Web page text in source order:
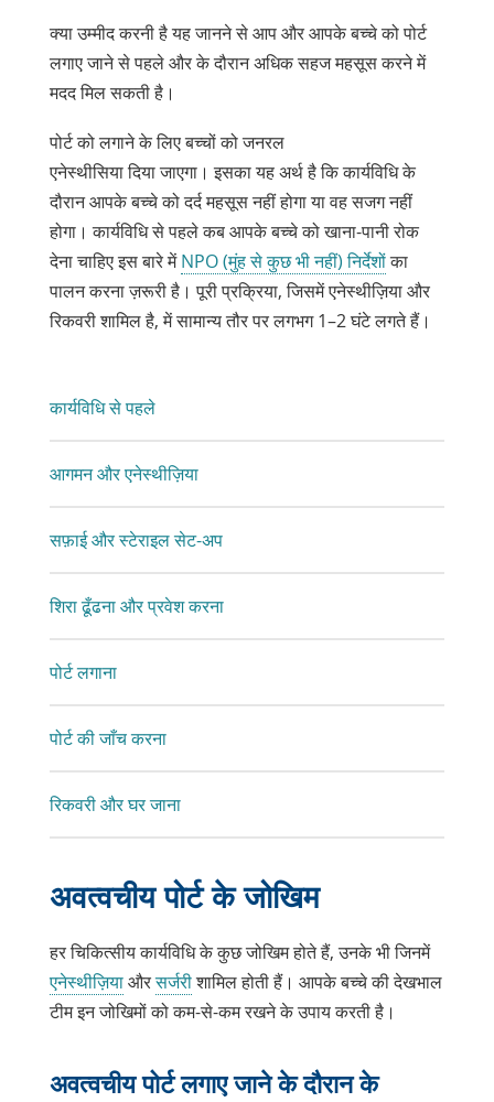
क्या उम्मीद करनी है यह जानने से आप और आपके बच्चे को पोर्ट
लगाए जाने से पहले और के दौरान अधिक सहज महसूस करने में
मदद मिल सकती है।
पोर्ट को लगाने के लिए बच्चों को जनरल
एनेस्थीसिया दिया जाएगा। इसका यह अर्थ है कि कार्यविधि के
दौरान आपके बच्चे को दर्द महसूस नहीं होगा या वह सजग नहीं
होगा। कार्यविधि से पहले कब आपके बच्चे को खाना-पानी रोक
देना चाहिए इस बारे मेंNPO (मुंह से कुछ भी नहीं) निर्देशोंका
पालन करना ज़रूरी है। पूरी प्रक्रिया, जिसमें एनेस्थीज़िया और
रिकवरी शामिल है, में सामान्य तौर पर लगभग 1–2 घंटे लगते हैं।
कार्यविधि से पहले
आगमन और एनेस्थीज़िया
सफ़ाई और स्टेराइल सेट-अप
शिरा ढूँढना और प्रवेश करना
पोर्ट लगाना
पोर्ट की जाँच करना
रिकवरी और घर जाना
अवत्वचीय पोर्ट के जोखिम
हर चिकित्सीय कार्यविधि के कुछ जोखिम होते हैं, उनके भी जिनमें
एनेस्थीज़ियाऔरसर्जरीशामिल होती हैं। आपके बच्चे की देखभाल
टीम इन जोखिमों को कम-से-कम रखने के उपाय करती है।
अवत्वचीय पोर्ट लगाए जाने के दौरान के